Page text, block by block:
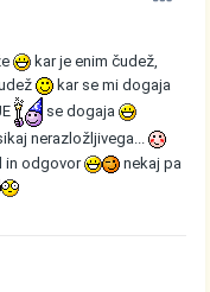
kar je enim čudež,
kar se mi dogaja
se dogaja
nerazložljivega...
in odgovor
nekaj pa